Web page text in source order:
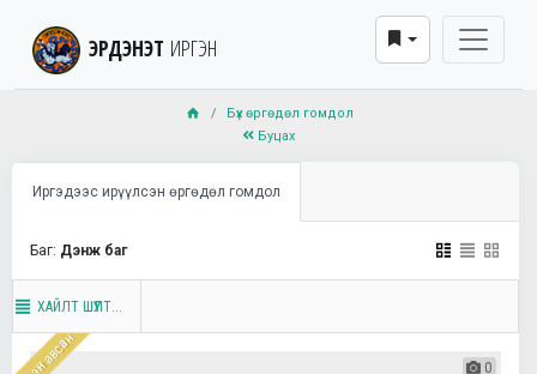
ЭРДЭНЭТ ИРГЭН
Бүх өргөдөл гомдол
Буцах
Иргэдээс ирүүлсэн өргөдөл гомдол
Баг: Дэнж баг
ХАЙЛТ ШҮҮЛТ...
0